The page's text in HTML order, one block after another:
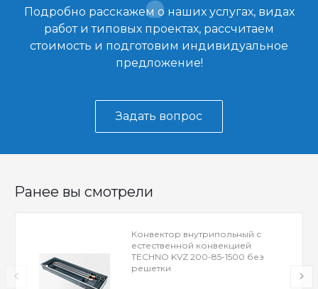
Подробно расскажем о наших услугах, видах
работ и типовых проектах, рассчитаем
стоимость и подготовим индивидуальное
предложение!
Задать вопрос
Ранее вы смотрели
Конвектор внутрипольный с
естественной конвекцией
TECHNO KVZ 200-85-1500 без
решетки